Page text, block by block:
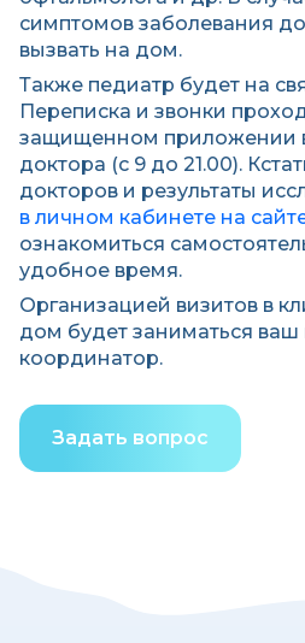
симптомов заболевания
вызвать на дом.
Также педиатр будет на
Переписка и звонки
защищенном приложении
доктора (с 9 до 21.00).
докторов и результаты
в личном кабинете на
ознакомиться
удобное время.
Организацией визитов в
дом будет заниматься
координатор.
Задать вопрос